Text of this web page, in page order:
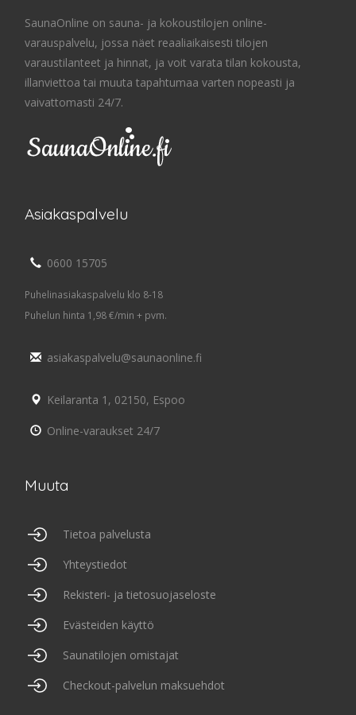
SaunaOnline on sauna- ja kokoustilojen online-
varauspalvelu, jossa näet reaaliaikaisesti tilojen
varaustilanteet ja hinnat, ja voit varata tilan kokousta,
illanviettoa tai muuta tapahtumaa varten nopeasti ja
vaivattomasti 24/7.
Asiakaspalvelu
0600 15705
Puhelinasiakaspalvelu klo 8-18
Puhelun hinta 1,98 €/min + pvm.
asiakaspalvelu@saunaonline.fi
Keilaranta 1, 02150, Espoo
Online-varaukset 24/7
Muuta
Tietoa palvelusta
Yhteystiedot
Rekisteri- ja tietosuojaseloste
Evästeiden käyttö
Saunatilojen omistajat
Checkout-palvelun maksuehdot